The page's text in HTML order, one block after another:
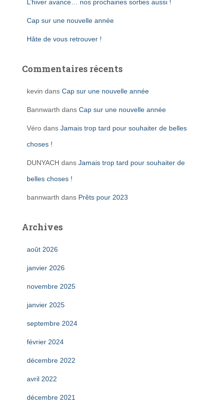
L’hiver avance… nos prochaines sorties aussi !
Cap sur une nouvelle année
Hâte de vous retrouver !
Commentaires récents
kevin dans Cap sur une nouvelle année
Bannwarth dans Cap sur une nouvelle année
Véro dans Jamais trop tard pour souhaiter de belles
choses !
DUNYACH dans Jamais trop tard pour souhaiter de
belles choses !
bannwarth dans Prêts pour 2023
Archives
août 2026
janvier 2026
novembre 2025
janvier 2025
septembre 2024
février 2024
décembre 2022
avril 2022
décembre 2021